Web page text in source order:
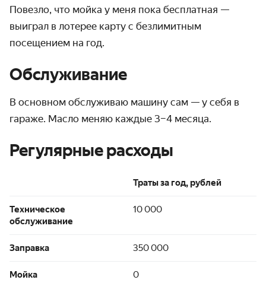
Повезло, что мойка у меня пока бесплатная —
выиграл в лотерее карту с безлимитным
посещением на год.
Обслуживание
В основном обслуживаю машину сам — у себя в
гараже. Масло меняю каждые 3–4 месяца.
Регулярные расходы
Траты за год, рублей
Техническое
обслуживание
10 000
Заправка 350 000
Мойка 0